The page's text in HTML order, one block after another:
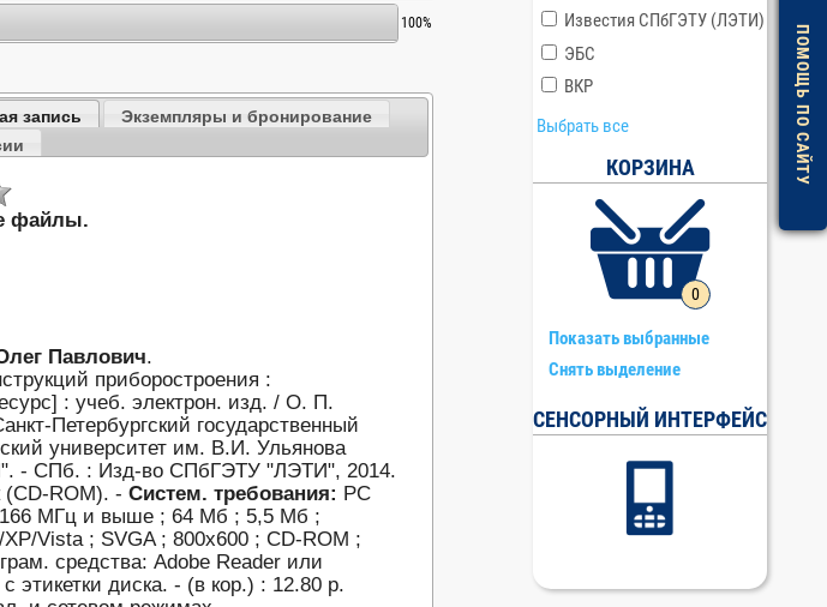
100%
запись
Экземпляры и бронирование
файлы.
Павлович.
приборостроения :
: учеб. электрон. изд. / О. П.
Петербургский государственный
университет им. В.И. Ульянова
- СПб. : Изд-во СПбГЭТУ "ЛЭТИ", 2014.
(CD-ROM). -Систем. требования: PC
166 МГц и выше ; 64 Мб ; 5,5 Мб ;
Vista ; SVGA ; 800x600 ; CD-ROM ;
средства: Adobe Reader или
этикетки диска. - (в кор.) : 12.80 р.
Известия СПбГЭТУ (ЛЭТИ)
ЭБС
ВКР
Выбрать все
КОРЗИНА
0
Показать выбранные
Снять выделение
СЕНСОРНЫЙ ИНТЕРФЕЙС
ПОМОЩЬ ПО САЙТУ